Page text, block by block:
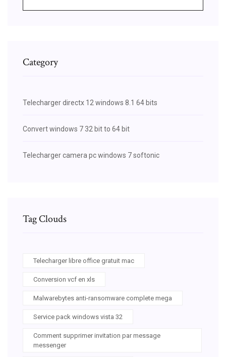
Category
Telecharger directx 12 windows 8.1 64 bits
Convert windows 7 32 bit to 64 bit
Telecharger camera pc windows 7 softonic
Tag Clouds
Telecharger libre office gratuit mac
Conversion vcf en xls
Malwarebytes anti-ransomware complete mega
Service pack windows vista 32
Comment supprimer invitation par message
messenger